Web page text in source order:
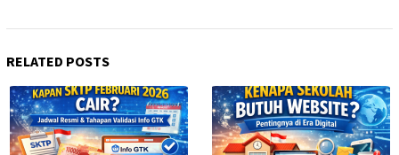
RELATED POSTS